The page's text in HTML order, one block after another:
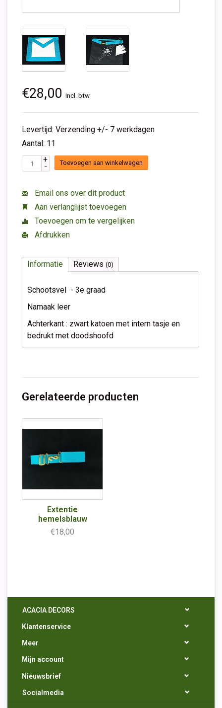
€28,00 Incl. btw
Levertijd: Verzending +/- 7 werkdagen
Aantal: 11
+
- Toevoegen aan winkelwagen
Email ons over dit product
Aan verlanglijst toevoegen
Toevoegen om te vergelijken
Afdrukken
Informatie Reviews (0)
Schootsvel - 3e graad
Namaak leer
Achterkant : zwart katoen met intern tasje en
bedrukt met doodshoofd
Gerelateerde producten
Extentie
hemelsblauw
€18,00
ACACIA DECORS
Klantenservice
Meer
Mijn account
Nieuwsbrief
Socialmedia